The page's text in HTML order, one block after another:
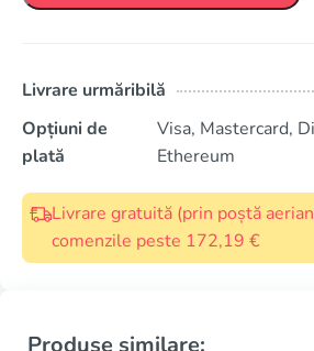
Livrare urmăribilă
Opțiuni de
plată
Visa, Mastercard,
Ethereum
Livrare gratuită (prin poștă
comenzile peste 172,19 €
Produse similare: